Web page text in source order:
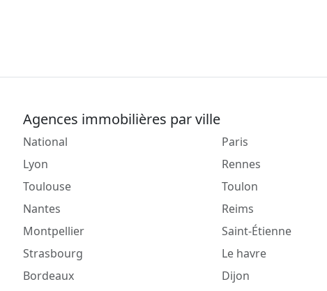
Agences immobilières par ville
National
Lyon
Toulouse
Nantes
Montpellier
Strasbourg
Bordeaux
Paris
Rennes
Toulon
Reims
Saint-Étienne
Le havre
Dijon